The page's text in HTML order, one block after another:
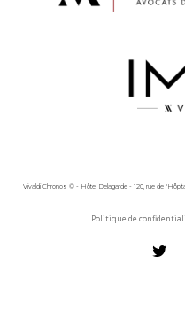
Vivaldi Chronos © - Hôtel Delagarde - 120, rue de
Politique de